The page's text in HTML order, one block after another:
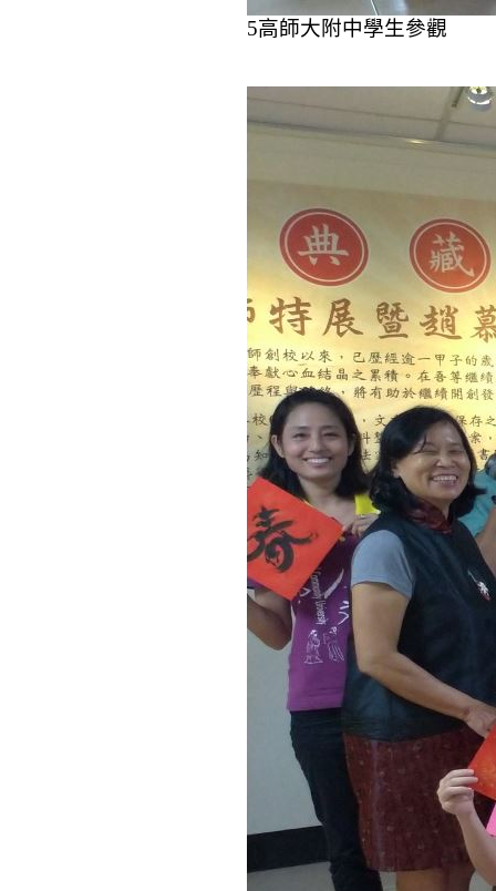
5高師大附中學生參觀